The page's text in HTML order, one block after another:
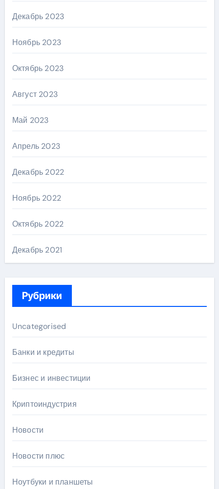
Декабрь 2023
Ноябрь 2023
Октябрь 2023
Август 2023
Май 2023
Апрель 2023
Декабрь 2022
Ноябрь 2022
Октябрь 2022
Декабрь 2021
Рубрики
Uncategorised
Банки и кредиты
Бизнес и инвестиции
Криптоиндустрия
Новости
Новости плюс
Ноутбуки и планшеты